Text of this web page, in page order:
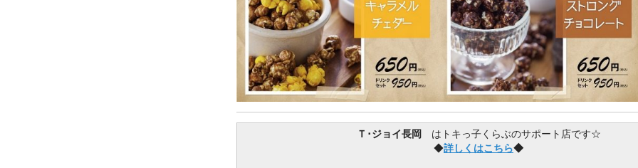
Ｔ･ジョイ長岡 はトキっ子くらぶのサポート店です☆
◆詳しくはこちら◆